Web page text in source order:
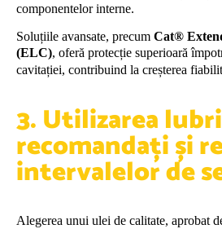
componentelor interne.
Soluțiile avansate, precum Cat®
(ELC), oferă protecție superioară
cavitației, contribuind la creșterea
3. Utilizarea
recomandați și
intervalelor de
Alegerea unui ulei de calitate, aprobat